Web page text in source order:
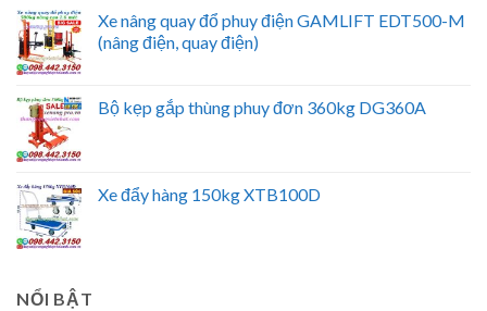
Xe nâng quay đổ phuy điện GAMLIFT EDT500-M
(nâng điện, quay điện)
Bộ kẹp gắp thùng phuy đơn 360kg DG360A
Xe đẩy hàng 150kg XTB100D
NỔI BẬT